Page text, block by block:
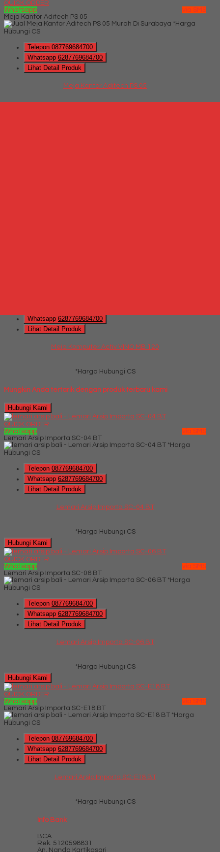
QUICK ORDER
Whatsapp
via SMS
Meja Kantor Aditech PS 05
*Harga
Hubungi CS
Telepon 087769684700
Whatsapp 6287769684700
Lihat Detail Produk
Meja Kantor Aditech PS 05
Whatsapp 6287769684700
Lihat Detail Produk
Meja Komputer Activ VINO MB 120
*Harga Hubungi CS
Mungkin Anda tertarik dengan produk terbaru kami
Hubungi Kami
QUICK ORDER
Whatsapp
via SMS
Lemari Arsip Importa SC-04 BT
*Harga
Hubungi CS
Telepon 087769684700
Whatsapp 6287769684700
Lihat Detail Produk
Lemari Arsip Importa SC-04 BT
*Harga Hubungi CS
Hubungi Kami
QUICK ORDER
Whatsapp
via SMS
Lemari Arsip Importa SC-06 BT
*Harga
Hubungi CS
Telepon 087769684700
Whatsapp 6287769684700
Lihat Detail Produk
Lemari Arsip Importa SC-06 BT
*Harga Hubungi CS
Hubungi Kami
QUICK ORDER
Whatsapp
via SMS
Lemari Arsip Importa SC-E18 BT
*Harga
Hubungi CS
Telepon 087769684700
Whatsapp 6287769684700
Lihat Detail Produk
Lemari Arsip Importa SC-E18 BT
*Harga Hubungi CS
Info Bank
BCA
Rek. 5120598831
An. Nanda Kartikasari